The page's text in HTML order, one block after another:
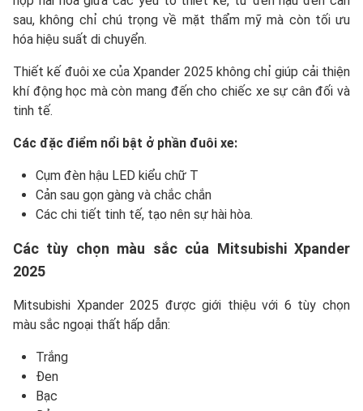
sau, không chỉ chú trọng về mặt thẩm mỹ mà còn tối ưu
hóa hiệu suất di chuyển.
Thiết kế đuôi xe của Xpander 2025 không chỉ giúp cải thiện
khí động học mà còn mang đến cho chiếc xe sự cân đối và
tinh tế.
Các đặc điểm nổi bật ở phần đuôi xe:
Cụm đèn hậu LED kiểu chữ T
Cản sau gọn gàng và chắc chắn
Các chi tiết tinh tế, tạo nên sự hài hòa.
Các tùy chọn màu sắc của Mitsubishi Xpander
2025
Mitsubishi Xpander 2025 được giới thiệu với 6 tùy chọn
màu sắc ngoại thất hấp dẫn:
Trắng
Đen
Bạc